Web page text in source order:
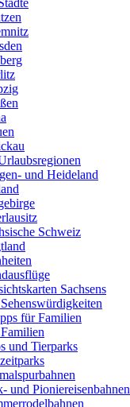
und Heideland
Schweiz
Sachsens
für Familien
und Tierparks
und Pioniereisenbahnen